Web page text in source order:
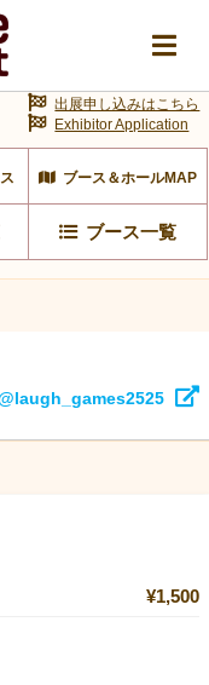
ブース＆ホールMAP
ブース一覧
出展申し込みはこちら
Exhibitor Application
¥1,500